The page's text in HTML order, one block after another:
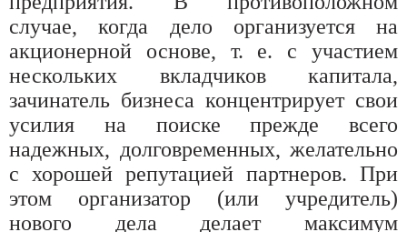
случае, когда дело организуется на
акционерной основе, т. е. с участием
нескольких вкладчиков капитала,
зачинатель бизнеса концентрирует свои
усилия на поиске прежде всего
надежных, долговременных, желательно
с хорошей репутацией партнеров. При
этом организатор (или учредитель)
нового дела делает максимум